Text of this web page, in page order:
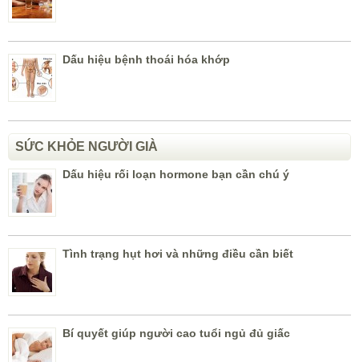
Dấu hiệu bệnh thoái hóa khớp
SỨC KHỎE NGƯỜI GIÀ
Dấu hiệu rối loạn hormone bạn cần chú ý
Tình trạng hụt hơi và những điều cần biết
Bí quyết giúp người cao tuổi ngủ đủ giấc